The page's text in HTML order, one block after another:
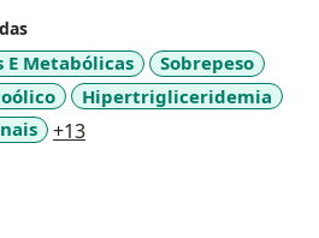
E Metabólicas
Sobrepeso
Hipertrigliceridemia
+13a11y_sr_more_diseases